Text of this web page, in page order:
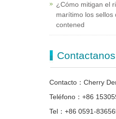
¿Cómo mitigan el
marítimo los sellos
contened
Contactanos
Contacto：Cherry
Teléfono：+86
Tel：+86 0591-